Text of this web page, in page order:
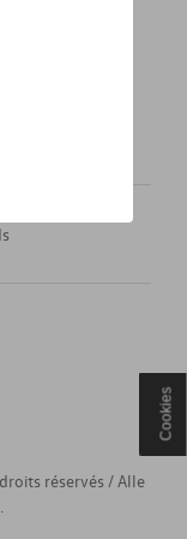
recommandés
connaitre le prix
veuillez
recommandés
réservés / Alle
Cookies